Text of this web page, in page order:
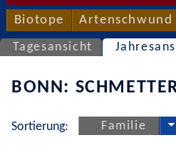
Biotope Artenschwund
Tagesansicht
BONN:
Sortierung: Familie